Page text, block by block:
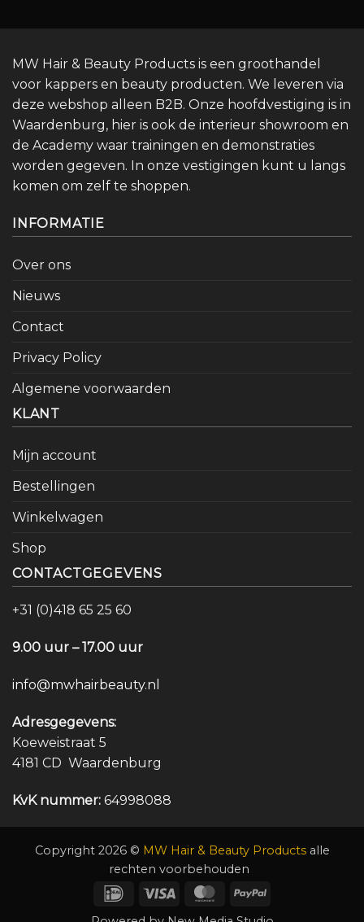
MW Hair & Beauty Products is een groothandel
voor kappers en beauty producten. We leveren via
deze webshop alleen B2B. Onze hoofdvestiging is in
Waardenburg, hier is ook de interieur showroom en
de Academy waar trainingen en demonstraties
worden gegeven. In onze vestigingen kunt u langs
komen om zelf te shoppen.
INFORMATIE
Over ons
Nieuws
Contact
Privacy Policy
Algemene voorwaarden
KLANT
Mijn account
Bestellingen
Winkelwagen
Shop
CONTACTGEGEVENS
+31 (0)418 65 25 60
9.00 uur – 17.00 uur
info@mwhairbeauty.nl
Adresgegevens:
Koeweistraat 5
4181 CD Waardenburg
KvK nummer: 64998088
Copyright 2026 © MW Hair & Beauty Productsalle
rechten voorbehouden
IDeal
Visa MasterCardPayPal